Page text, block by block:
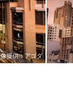
提供：アゴダ